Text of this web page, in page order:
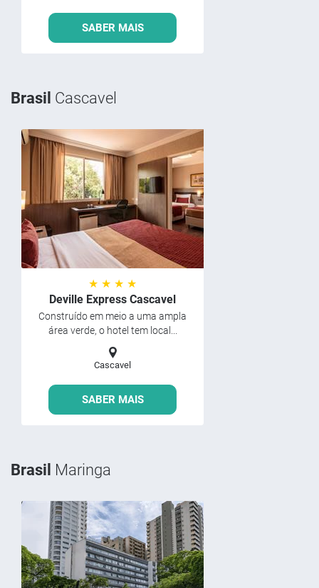
SABER MAIS
Brasil Cascavel
★ ★ ★ ★
Deville Express Cascavel
Construído em meio a uma ampla
área verde, o hotel tem local...
Cascavel
SABER MAIS
Brasil Maringa